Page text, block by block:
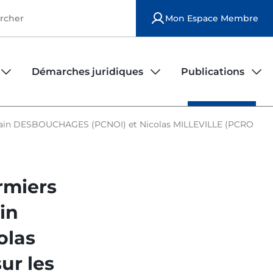
Mon Espace Membre
Démarches juridiques
de la sécurité des infirmiers
Déposer une plainte
Publications
Publications
DESBOUCHAGES (PCNOI) et Nicolas MILLEVILLE
les